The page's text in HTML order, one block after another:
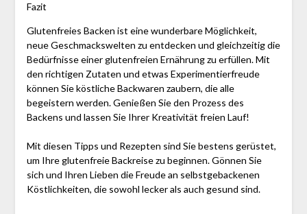
Fazit
Glutenfreies Backen ist eine wunderbare Möglichkeit,
neue Geschmackswelten zu entdecken und gleichzeitig die
Bedürfnisse einer glutenfreien Ernährung zu erfüllen. Mit
den richtigen Zutaten und etwas Experimentierfreude
können Sie köstliche Backwaren zaubern, die alle
begeistern werden. Genießen Sie den Prozess des
Backens und lassen Sie Ihrer Kreativität freien Lauf!
Mit diesen Tipps und Rezepten sind Sie bestens gerüstet,
um Ihre glutenfreie Backreise zu beginnen. Gönnen Sie
sich und Ihren Lieben die Freude an selbstgebackenen
Köstlichkeiten, die sowohl lecker als auch gesund sind.